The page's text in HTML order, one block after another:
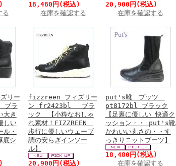
る
18,480円 (税込)
在庫を確認する
20,900円 (税込)
在庫を確認する
リー
ラ
大き
しい
ル・
底シ
fizzreen フィズリー
ン fr2423bl ブラ
ック 【小粋なおしゃ
れ素材！FIZZREEN
歩行に優しいウェーブ
調の安らぎインソー
ル】
20,900円 (税込)
put's靴 プッツ
pt8172bl ブラック
【足裏に優しい 快適ク
ッション・・ put's靴
かわいい丸さの・・す
っきりニットブーツ】
18,480円 (税込)
在庫を確認する